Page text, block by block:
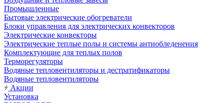
Промышленные
Бытовые электрические обогреватели
Блоки управления для электрических конвекторов
Электрические конвекторы
Электрические теплые полы и системы антиобледенения
Комплектующие для теплых полов
Терморегуляторы
Водяные тепловентиляторы и дестратификаторы
Водяные тепловентиляторы
Акции
Установка